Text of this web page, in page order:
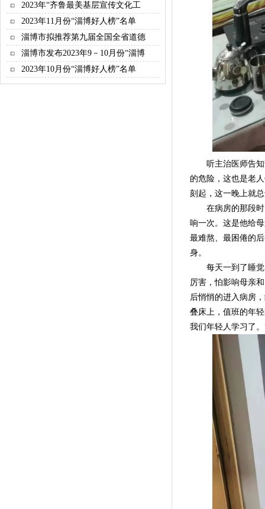
2023年“齐鲁最美基层宣传文化工
2023年11月份“淄博好人榜”名单
淄博市拟推荐第九届全国全省道德
淄博市发布2023年9－10月份“淄博
2023年10月份“淄博好人榜”名单
听主治医师告知
的危险，这也是老
刻起，这一晚上就
在病房的那段时
响一次。这是他给
最难熬、最困倦的
身。
每天一到了睡觉
厉害，怕影响母亲
后悄悄的进入病房
叠床上，值班的年
我们年轻人学习了。